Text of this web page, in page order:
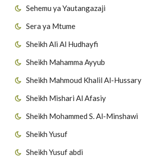
Sehemu ya Yautangazaji
Sera ya Mtume
Sheikh Ali Al Hudhayfi
Sheikh Mahamma Ayyub
Sheikh Mahmoud Khalil Al-Hussary
Sheikh Mishari Al Afasiy
Sheikh Mohammed S. Al-Minshawi
Sheikh Yusuf
Sheikh Yusuf abdi